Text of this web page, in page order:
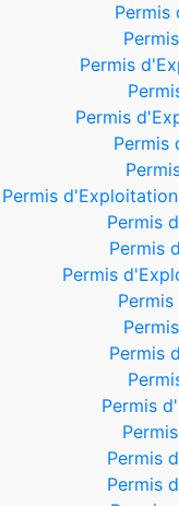
Permis
Permis
Permis
Permis
Permis
Permis
Permis
Permis
Permis
Permis
Permis
Permis